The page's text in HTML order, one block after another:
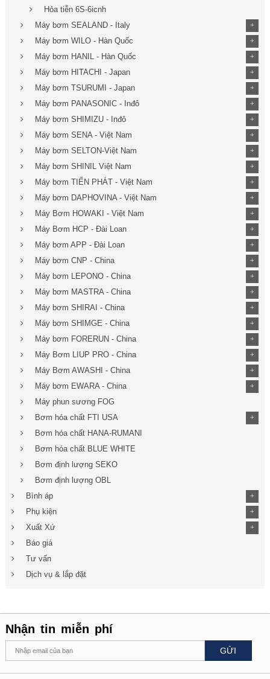
Hỏa tiễn 6S-6icnh
Máy bơm SEALAND - Italy
+
Máy bơm WILO - Hàn Quốc +
Máy bơm HANIL - Hàn Quốc +
Máy bơm HITACHI - Japan +
Máy bơm TSURUMI - Japan +
Máy bơm PANASONIC - Inđô +
Máy bơm SHIMIZU - Inđô +
Máy bơm SENA - Việt Nam +
Máy bơm SELTON-Việt Nam +
Máy bơm SHINIL Việt Nam +
Máy bơm TIẾN PHÁT - Việt Nam +
Máy bơm DAPHOVINA - Việt Nam +
Máy Bơm HOWAKI - Việt Nam +
Máy Bơm HCP - Đài Loan +
Máy bơm APP - Đài Loan +
Máy bơm CNP - China +
Máy bơm LEPONO - China +
Máy bơm MASTRA - China +
Máy bơm SHIRAI - China +
Máy bơm SHIMGE - China +
Máy bơm FORERUN - China +
Máy Bơm LIUP PRO - China +
Máy Bơm AWASHI - China +
Máy bơm EWARA - China +
Máy phun sương FOG
Bơm hóa chất FTI USA
+
Bơm hóa chất HANA-RUMANI
Bơm hóa chất BLUE WHITE
Bơm định lượng SEKO
Bơm định lượng OBL
Bình áp
+
Phụ kiện +
Xuất Xứ +
Báo giá
Tư vấn
Dịch vụ & lắp đặt
Nhận tin miễn phí
GỬI